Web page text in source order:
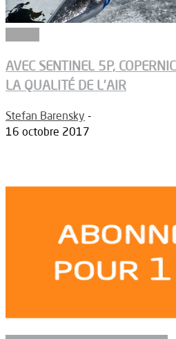
AVEC SENTINEL 5P,
LA QUALITÉ DE L’AIR
Stefan Barensky -
16 octobre 2017